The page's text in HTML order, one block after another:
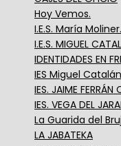
Hoy Vemos.
I.E.S. María Moliner.
I.E.S. MIGUEL
IDENTIDADES EN
IES Miguel Catalán
IES. JAIME FERRÁN
IES. VEGA DEL
La Guarida del
LA JABATEKA